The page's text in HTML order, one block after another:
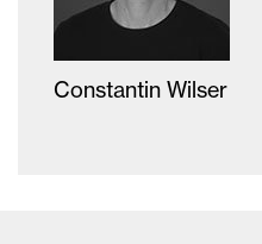
Constantin Wilser